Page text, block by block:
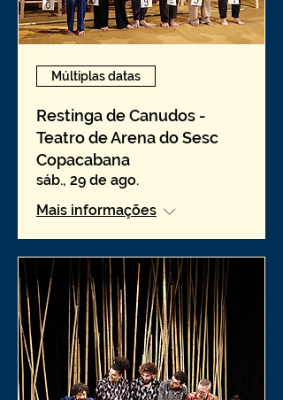
Múltiplas datas
Restinga de Canudos -
Teatro de Arena do Sesc
Copacabana
sáb., 29 de ago.
Mais informações